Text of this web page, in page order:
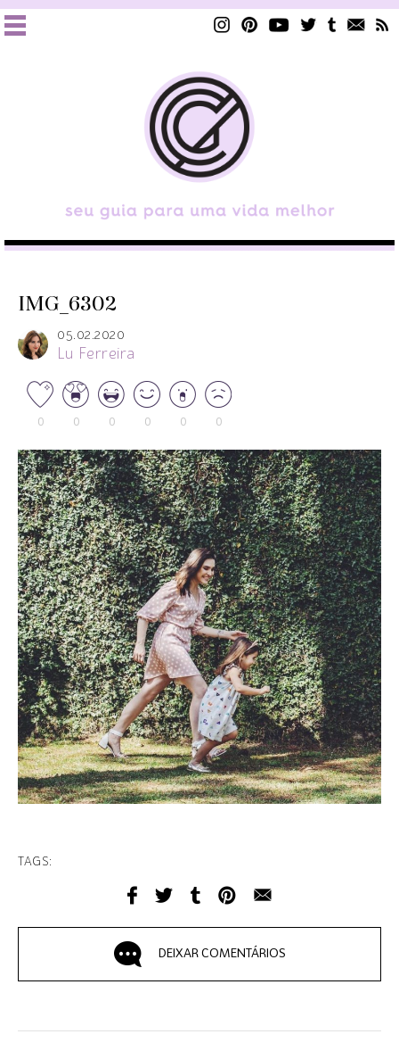
IMG_6302
05.02.2020
Lu Ferreira
0 0 0 0 0 0
TAGS:
DEIXAR COMENTÁRIOS